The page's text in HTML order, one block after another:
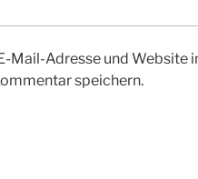
Mail-Adresse und Website
speichern.